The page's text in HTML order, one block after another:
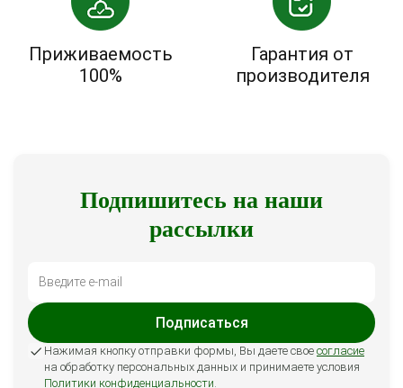
Приживаемость
100%
Гарантия от
производителя
Подпишитесь на наши
рассылки
Подписаться
Нажимая кнопку отправки формы, Вы даете свое согласие
на обработку персональных данных и принимаете условия
Политики конфиденциальности.